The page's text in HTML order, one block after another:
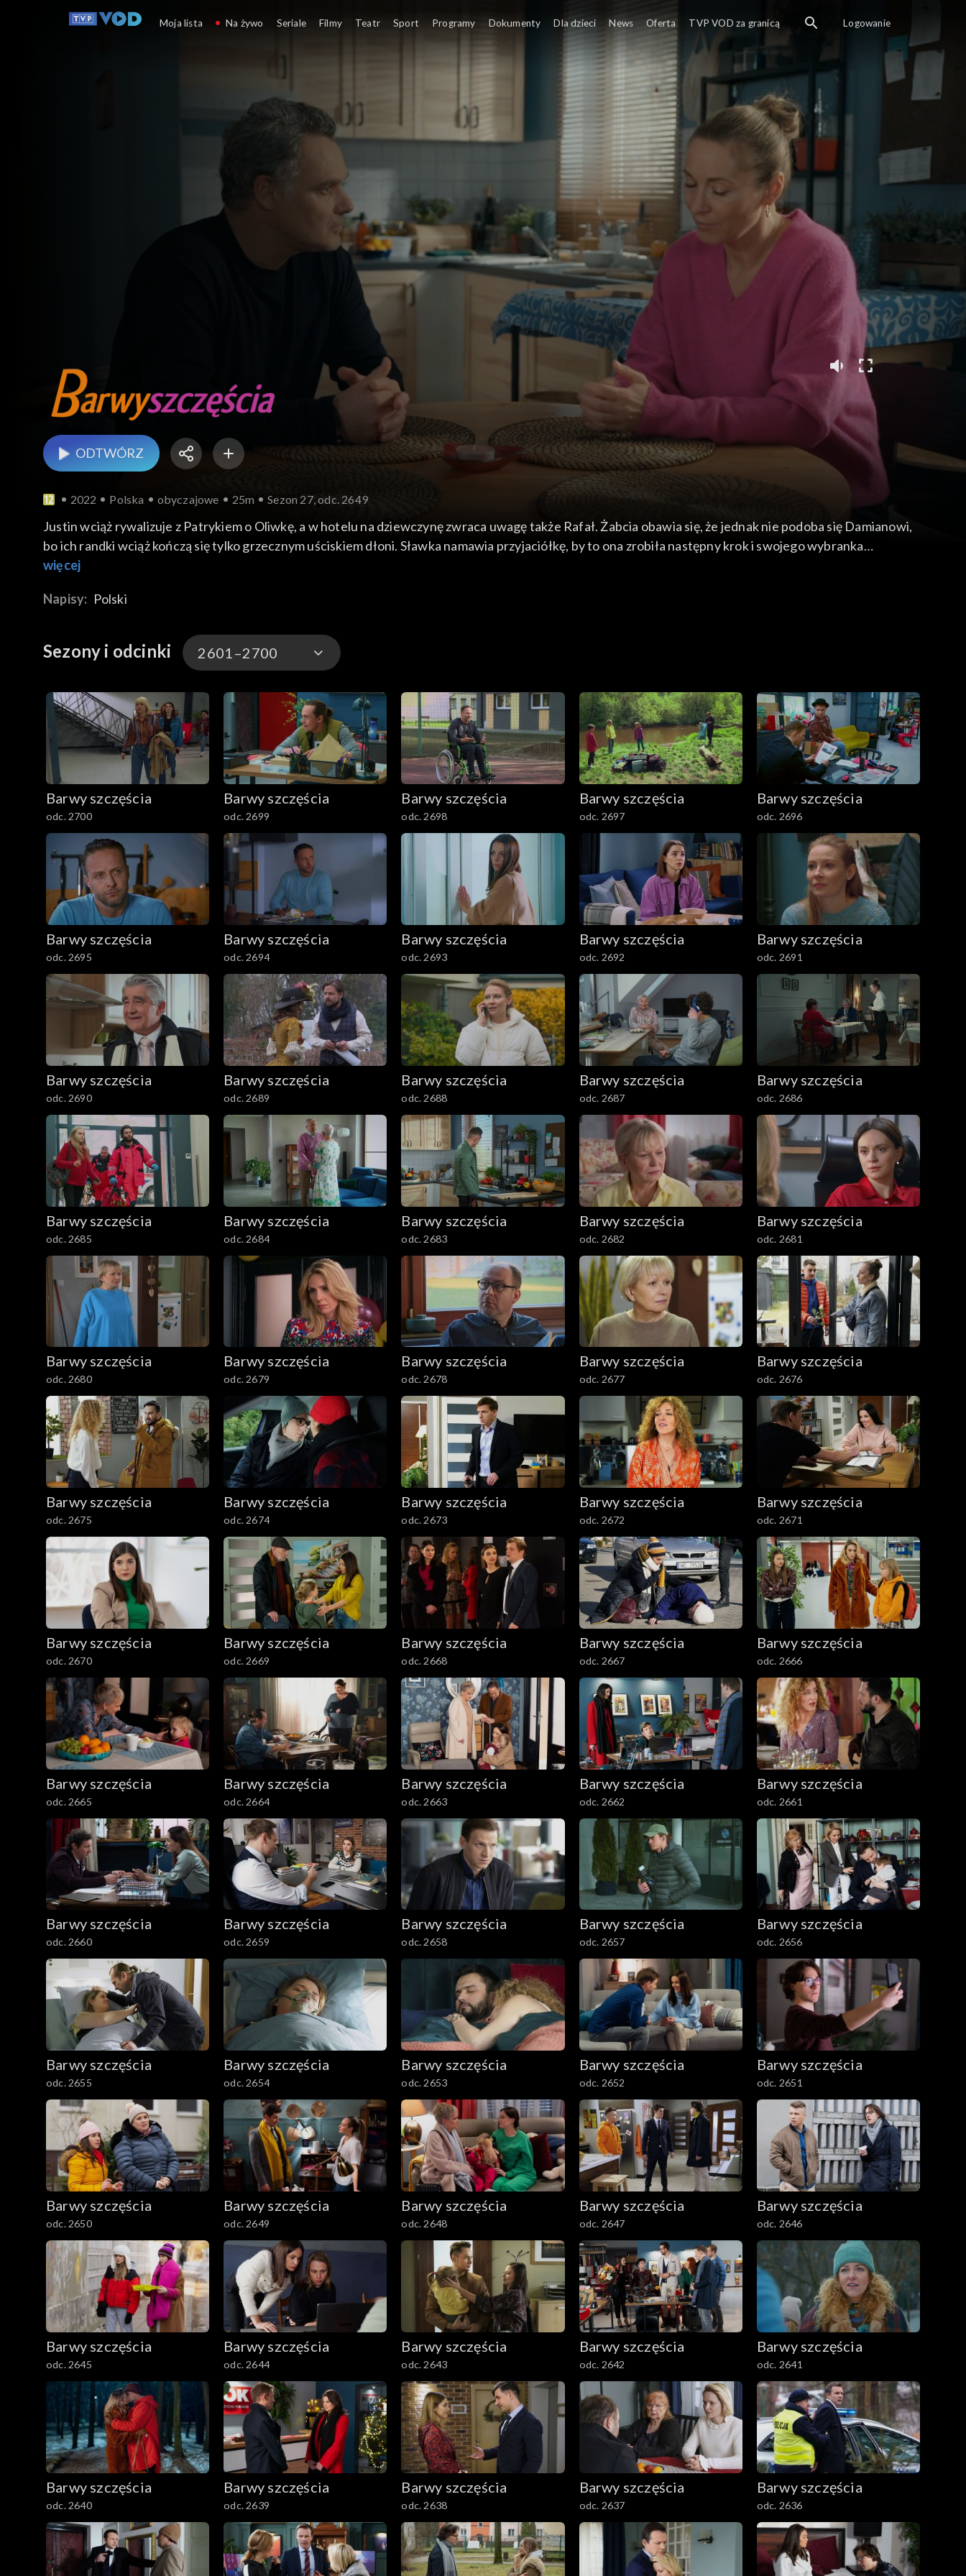
ODTWÓRZ
2022 Polska obyczajowe 25m Sezon 27, odc. 2649
Justin wciąż rywalizuje z Patrykiem o Oliwkę, a w hotelu na dziewczynę zwraca uwagę także Rafał. Żabcia obawia się, że jednak nie podoba się Damianowi,
bo ich randki wciąż kończą się tylko grzecznym uściskiem dłoni. Sławka namawia przyjaciółkę, by to ona zrobiła następny krok i swojego wybranka
pocałowała. Tymczasem Renata proponuje Wójcikowi wspólny wieczór.
więcej
Napisy: Polski
Sezony i odcinki 2601–2700
3301-3400
3201-3300
3101-3200
3001-3100
2901-3000
2801–2900
2701–2800
2601–2700
2501–2600
2401–2500
2301–2400
2201–2300
2101–2200
2001–2100
1901–2000
1801–1900
1701–1800
1601–1700
1501–1600
1401–1500
1301–1400
1201–1300
1101–1200
1001–1100
901–1000
801–900
782–800
Barwy szczęścia
odc. 2700
Barwy szczęścia
odc. 2699
Barwy szczęścia
odc. 2698
Barwy szczęścia
odc. 2697
Barwy szczęścia
odc. 2696
Barwy szczęścia
odc. 2695
Barwy szczęścia
odc. 2694
Barwy szczęścia
odc. 2693
Barwy szczęścia
odc. 2692
Barwy szczęścia
odc. 2691
Barwy szczęścia
odc. 2690
Barwy szczęścia
odc. 2689
Barwy szczęścia
odc. 2688
Barwy szczęścia
odc. 2687
Barwy szczęścia
odc. 2686
Barwy szczęścia
odc. 2685
Barwy szczęścia
odc. 2684
Barwy szczęścia
odc. 2683
Barwy szczęścia
odc. 2682
Barwy szczęścia
odc. 2681
Barwy szczęścia
odc. 2680
Barwy szczęścia
odc. 2679
Barwy szczęścia
odc. 2678
Barwy szczęścia
odc. 2677
Barwy szczęścia
odc. 2676
Barwy szczęścia
odc. 2675
Barwy szczęścia
odc. 2674
Barwy szczęścia
odc. 2673
Barwy szczęścia
odc. 2672
Barwy szczęścia
odc. 2671
Barwy szczęścia
odc. 2670
Barwy szczęścia
odc. 2669
Barwy szczęścia
odc. 2668
Barwy szczęścia
odc. 2667
Barwy szczęścia
odc. 2666
Barwy szczęścia
odc. 2665
Barwy szczęścia
odc. 2664
Barwy szczęścia
odc. 2663
Barwy szczęścia
odc. 2662
Barwy szczęścia
odc. 2661
Barwy szczęścia
odc. 2660
Barwy szczęścia
odc. 2659
Barwy szczęścia
odc. 2658
Barwy szczęścia
odc. 2657
Barwy szczęścia
odc. 2656
Barwy szczęścia
odc. 2655
Barwy szczęścia
odc. 2654
Barwy szczęścia
odc. 2653
Barwy szczęścia
odc. 2652
Barwy szczęścia
odc. 2651
Barwy szczęścia
odc. 2650
Barwy szczęścia
odc. 2649
Barwy szczęścia
odc. 2648
Barwy szczęścia
odc. 2647
Barwy szczęścia
odc. 2646
Barwy szczęścia
odc. 2645
Barwy szczęścia
odc. 2644
Barwy szczęścia
odc. 2643
Barwy szczęścia
odc. 2642
Barwy szczęścia
odc. 2641
Barwy szczęścia
odc. 2640
Barwy szczęścia
odc. 2639
Barwy szczęścia
odc. 2638
Barwy szczęścia
odc. 2637
Barwy szczęścia
odc. 2636
Moja lista Na żywo Seriale Filmy Teatr Sport Programy Dokumenty Dla dzieci News Oferta TVP VOD za granicą Logowanie